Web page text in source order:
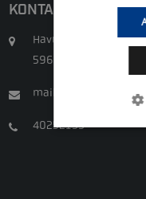
KONTAKT
Havnepladsen 4
5960 Marstal
mail@maritime-
40252133